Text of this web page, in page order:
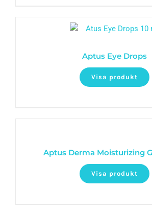
Aptus Eye Drops
Visa produkt
Aptus Derma Moisturizing
Visa produkt